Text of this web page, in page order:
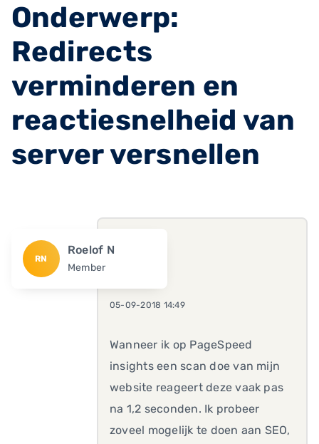
Onderwerp:
Redirects
verminderen en
reactiesnelheid van
server versnellen
RN
Roelof N
Member
05-09-2018 14:49
Wanneer ik op PageSpeed
insights een scan doe van mijn
website reageert deze vaak pas
na 1,2 seconden. Ik probeer
zoveel mogelijk te doen aan SEO,